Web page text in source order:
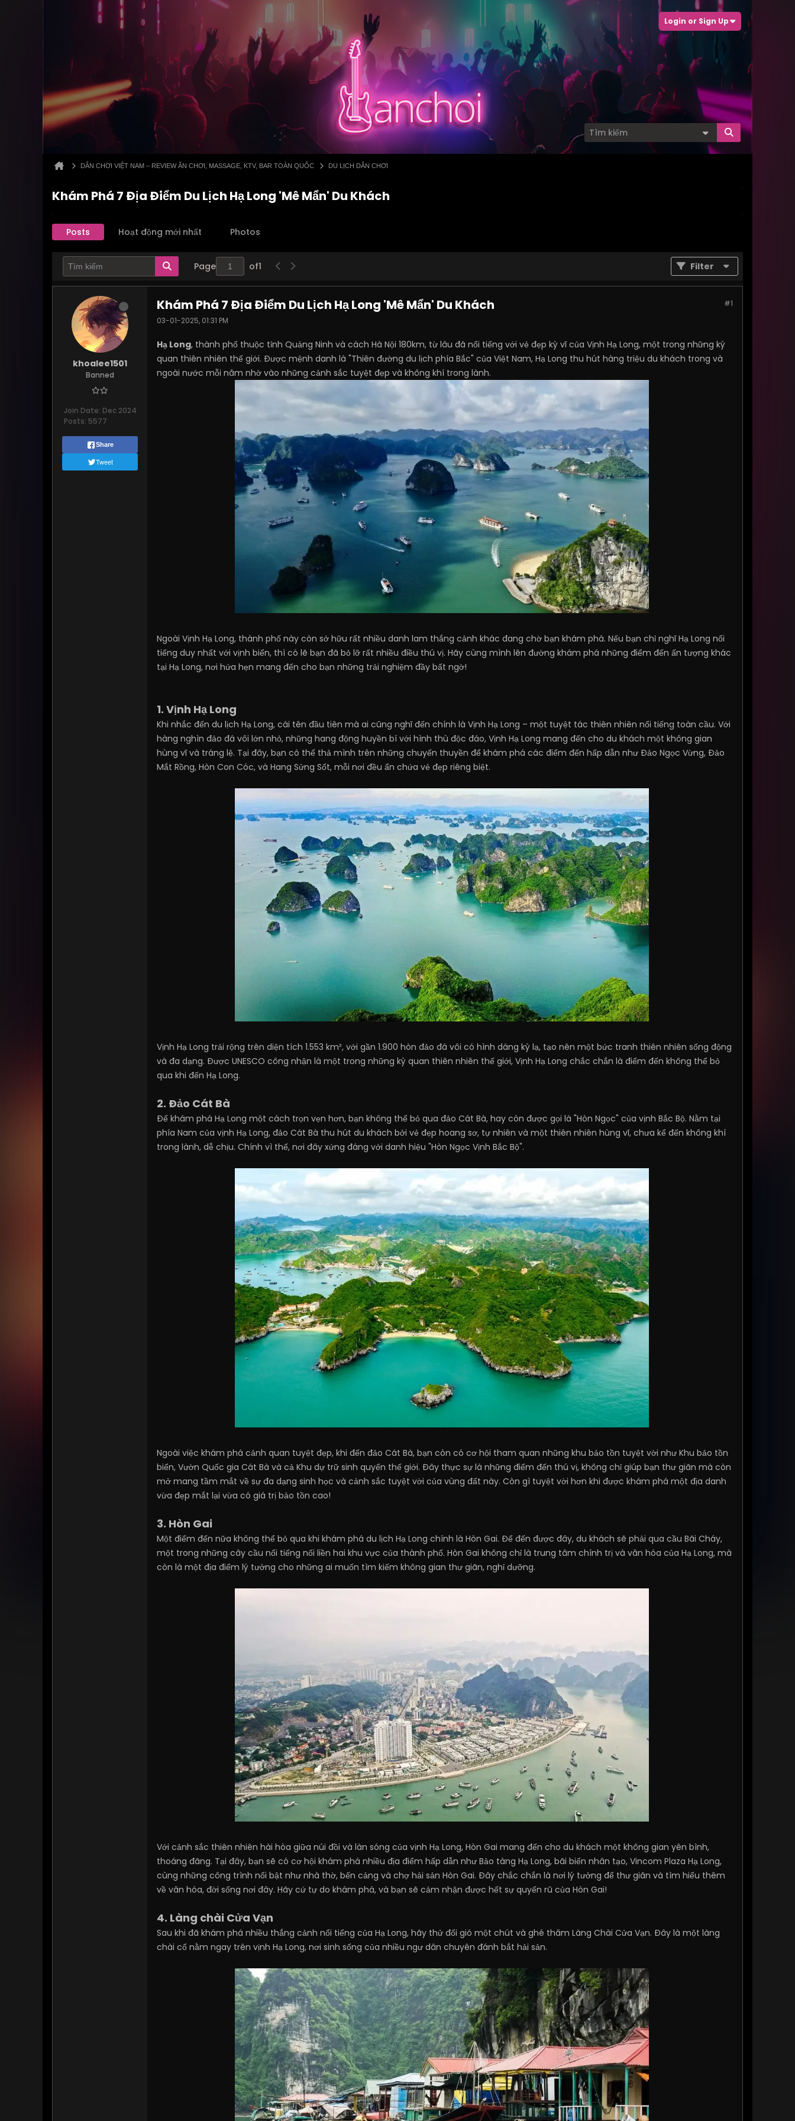
Login or Sign Up
DÂN CHƠI VIỆT NAM – REVIEW ĂN CHƠI, MASSAGE, KTV, BAR TOÀN QUỐC DU LỊCH DÂN CHƠI
Khám Phá 7 Địa Điểm Du Lịch Hạ Long 'Mê Mẩn' Du Khách
Posts Hoạt động mới nhất Photos
Page of1 Filter
khoalee1501
Banned
Join Date: Dec 2024
Posts: 5577
Share
Tweet
#1
Khám Phá 7 Địa Điểm Du Lịch Hạ Long 'Mê Mẩn' Du Khách
03-01-2025, 01:31 PM
Hạ Long, thành phố thuộc tỉnh Quảng Ninh và cách Hà Nội 180km, từ lâu đã nổi tiếng với vẻ đẹp kỳ vĩ của Vịnh Hạ Long, một trong những kỳ
quan thiên nhiên thế giới. Được mệnh danh là "Thiên đường du lịch phía Bắc" của Việt Nam, Hạ Long thu hút hàng triệu du khách trong và
ngoài nước mỗi năm nhờ vào những cảnh sắc tuyệt đẹp và không khí trong lành.
Ngoài Vịnh Hạ Long, thành phố này còn sở hữu rất nhiều danh lam thắng cảnh khác đang chờ bạn khám phá. Nếu bạn chỉ nghĩ Hạ Long nổi
tiếng duy nhất với vịnh biển, thì có lẽ bạn đã bỏ lỡ rất nhiều điều thú vị. Hãy cùng mình lên đường khám phá những điểm đến ấn tượng khác
tại Hạ Long, nơi hứa hẹn mang đến cho bạn những trải nghiệm đầy bất ngờ!
1. Vịnh Hạ Long
Khi nhắc đến du lịch Hạ Long, cái tên đầu tiên mà ai cũng nghĩ đến chính là Vịnh Hạ Long – một tuyệt tác thiên nhiên nổi tiếng toàn cầu. Với
hàng nghìn đảo đá vôi lớn nhỏ, những hang động huyền bí với hình thù độc đáo, Vịnh Hạ Long mang đến cho du khách một không gian
hùng vĩ và tráng lệ. Tại đây, bạn có thể thả mình trên những chuyến thuyền để khám phá các điểm đến hấp dẫn như Đảo Ngọc Vừng, Đảo
Mắt Rồng, Hòn Con Cóc, và Hang Sửng Sốt, mỗi nơi đều ẩn chứa vẻ đẹp riêng biệt.
Vịnh Hạ Long trải rộng trên diện tích 1.553 km², với gần 1.900 hòn đảo đá vôi có hình dáng kỳ lạ, tạo nên một bức tranh thiên nhiên sống động
và đa dạng. Được UNESCO công nhận là một trong những kỳ quan thiên nhiên thế giới, Vịnh Hạ Long chắc chắn là điểm đến không thể bỏ
qua khi đến Hạ Long.
2. Đảo Cát Bà
Để khám phá Hạ Long một cách trọn vẹn hơn, bạn không thể bỏ qua đảo Cát Bà, hay còn được gọi là "Hòn Ngọc" của vịnh Bắc Bộ. Nằm tại
phía Nam của vịnh Hạ Long, đảo Cát Bà thu hút du khách bởi vẻ đẹp hoang sơ, tự nhiên và một thiên nhiên hùng vĩ, chưa kể đến không khí
trong lành, dễ chịu. Chính vì thế, nơi đây xứng đáng với danh hiệu "Hòn Ngọc Vịnh Bắc Bộ".
Ngoài việc khám phá cảnh quan tuyệt đẹp, khi đến đảo Cát Bà, bạn còn có cơ hội tham quan những khu bảo tồn tuyệt vời như Khu bảo tồn
biển, Vườn Quốc gia Cát Bà và cả Khu dự trữ sinh quyển thế giới. Đây thực sự là những điểm đến thú vị, không chỉ giúp bạn thư giãn mà còn
mở mang tầm mắt về sự đa dạng sinh học và cảnh sắc tuyệt vời của vùng đất này. Còn gì tuyệt vời hơn khi được khám phá một địa danh
vừa đẹp mắt lại vừa có giá trị bảo tồn cao!
3. Hòn Gai
Một điểm đến nữa không thể bỏ qua khi khám phá du lịch Hạ Long chính là Hòn Gai. Để đến được đây, du khách sẽ phải qua cầu Bãi Cháy,
một trong những cây cầu nổi tiếng nối liền hai khu vực của thành phố. Hòn Gai không chỉ là trung tâm chính trị và văn hóa của Hạ Long, mà
còn là một địa điểm lý tưởng cho những ai muốn tìm kiếm không gian thư giãn, nghỉ dưỡng.
Với cảnh sắc thiên nhiên hài hòa giữa núi đồi và làn sóng của vịnh Hạ Long, Hòn Gai mang đến cho du khách một không gian yên bình,
thoáng đãng. Tại đây, bạn sẽ có cơ hội khám phá nhiều địa điểm hấp dẫn như Bảo tàng Hạ Long, bãi biển nhân tạo, Vincom Plaza Hạ Long,
cùng những công trình nổi bật như nhà thờ, bến cảng và chợ hải sản Hòn Gai. Đây chắc chắn là nơi lý tưởng để thư giãn và tìm hiểu thêm
về văn hóa, đời sống nơi đây. Hãy cứ tự do khám phá, và bạn sẽ cảm nhận được hết sự quyến rũ của Hòn Gai!
4. Làng chài Cửa Vạn
Sau khi đã khám phá nhiều thắng cảnh nổi tiếng của Hạ Long, hãy thử đổi gió một chút và ghé thăm Làng Chài Cửa Vạn. Đây là một làng
chài cổ nằm ngay trên vịnh Hạ Long, nơi sinh sống của nhiều ngư dân chuyên đánh bắt hải sản.